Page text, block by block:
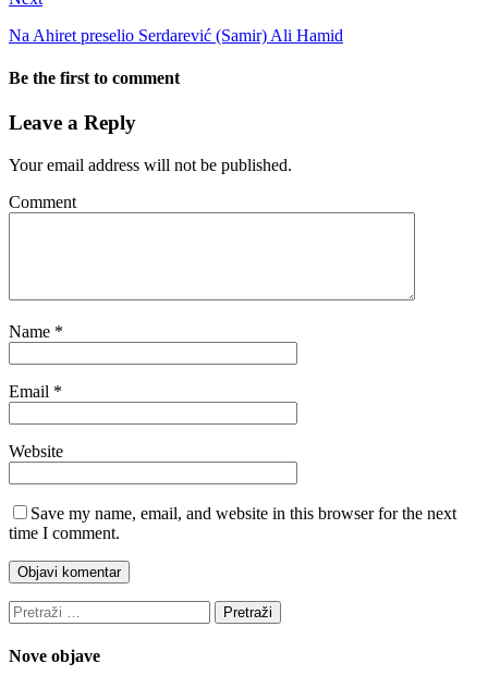
Na Ahiret preselio Serdarević (Samir) Ali Hamid
Be the first to comment
Leave a Reply
Your email address will not be published.
Comment
Name *
Email *
Website
Save my name, email, and website in this browser for the next
time I comment.
Pretraži:
Nove objave